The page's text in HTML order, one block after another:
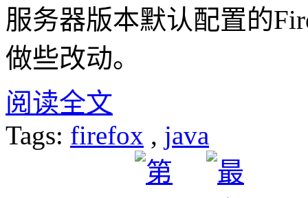
服务器版本默认配置的
做些改动。
阅读全文
Tags: firefox , java